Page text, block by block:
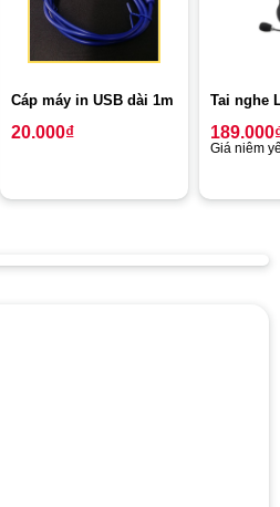
Cáp máy in USB dài 1m
20.000₫
Tai nghe
189.000
Giá niêm